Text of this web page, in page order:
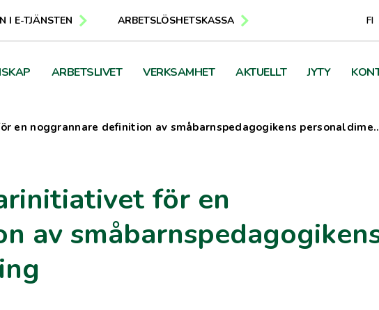
I E-TJÄNSTEN ARBETSLÖSHETSKASSA FI
ARBETSLIVET VERKSAMHET AKTUELLT JYTY
en noggrannare definition av småbarnspedagogikens
för en
av